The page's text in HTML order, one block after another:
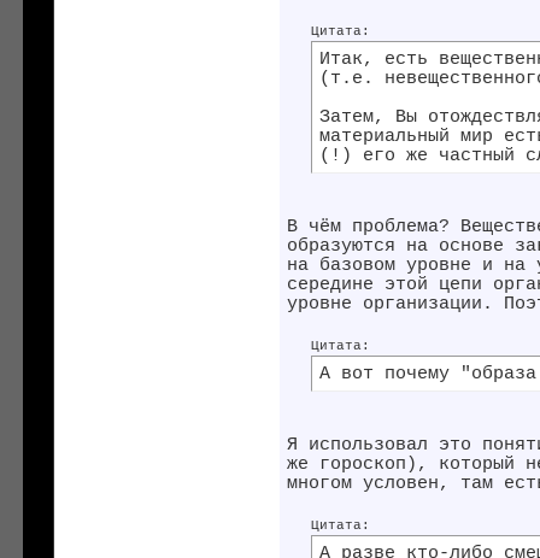
Цитата:
Итак, есть
(т.е.
Затем, Вы
материальный мир
(!) его же частный
В чём проблема?
образуются на основе
на базовом уровне и на
середине этой цепи
уровне организации.
Цитата:
А вот почему
Я использовал это
же гороскоп), который
многом условен, там
Цитата:
А разве кто-либо